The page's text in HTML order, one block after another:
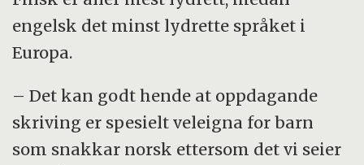
engelsk det minst lydrette språket i
Europa.
– Det kan godt hende at oppdagande
skriving er spesielt veleigna for barn
som snakkar norsk ettersom det vi seier